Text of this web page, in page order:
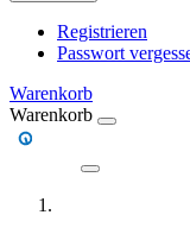
Registrieren
Passwort
Warenkorb
Warenkorb